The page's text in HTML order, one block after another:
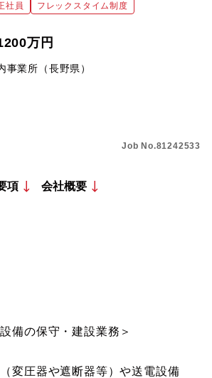
社員 フレックスタイム制度
万円
事業所（長野県）
Job No.81242533
項 会社概要
備の保守・建設業務＞
変圧器や遮断器等）や送電設備